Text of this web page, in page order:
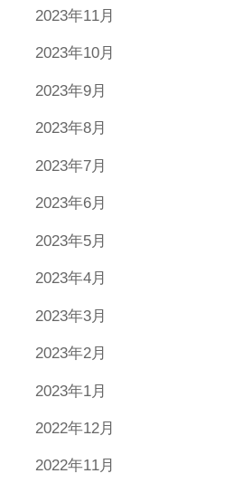
2023年11月
2023年10月
2023年9月
2023年8月
2023年7月
2023年6月
2023年5月
2023年4月
2023年3月
2023年2月
2023年1月
2022年12月
2022年11月